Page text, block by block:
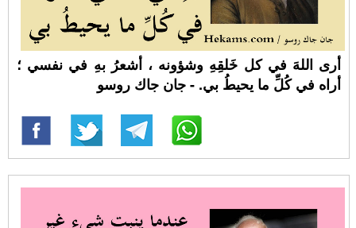
أرى اللهَ في كل خَلقِهِ وشؤونه ، أشعرُ بهِ في نفسي ؛
أراه في كُلِّ ما يحيطُ بي. - جان جاك روسو